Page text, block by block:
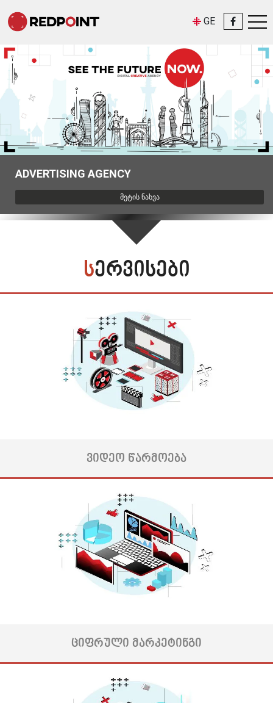
GE
ADVERTISING AGENCY
ᲛᲔᲢᲘᲡ ᲜᲐᲮᲕᲐ
ᲡᲔᲠᲕᲘᲡᲔᲑᲘ
ᲕᲘᲓᲔᲝ ᲬᲐᲠᲛᲝᲔᲑᲐ
რედპოინტი ეხმარება ადამიანებს და კომპანიებს, რომლებსაც აქვთ
სურვილი შექმნან საუკეთესო ვიდეო რეკლამა, თუმცა არ იციან საიდან
ყურადღების მიმქცევი და გულების მომგები.
რედპოინტი ინდივიდუალური მიდგომით, მუშაობს თითოეული ასეთი
ვიდეოს შექმნაზე და ეს პროცესი ასე გამოიყურება: კონცეფცია,
პროდაქშენი და ფერების კორექცია.
ᲪᲘᲤᲠᲣᲚᲘ ᲛᲐᲠᲙᲔᲢᲘᲜᲒᲘ
თუკი უკვე უამრავი მარკეტინგული სტრატეგია სცადეთ, თუმცა
არცერთმა გაამართლა, შედეგად კი თქვენს ბიზნესს უიმედოდ
ხედავთ, ან ხართ ახალგაზრდა კომპანია, რომელსაც ეშინია
უზარმაზარი ციფრული სამყაროსი, სადაც უამრავი კონკურენტი და
საფრთხეა, გეთანხმებით, ეს ერთი შეხედვით, მართლაც რთული,
მაგრამ არა უიმედო სიტუაციაა, რადგან ამის გამოსწორებაში ჩვენ
კომპლექსური ნავიგაციით ციფრული მარკეტინგის სივრცეში, ჩვენ
Მაშინ, როცა თქვენი კრეატიულობა პიკს აღწევს და
შესანიშნავი იდეები გიპყრობთ, შექმნათ რაღაც ახალი და
უნიკალური, ირგვლივ კი თქვენი გენიალური იდეების აღქმა და
წარმოსახვა ყველასთვის თანაბრად მარტივი არ არის,
დაზოგეთ დრო და ენერგია, რადგან 3D ვიზუალიზაცია არის
3D რენდერების დახმარებით ადამიანის თვალი ყველაზე მარტივად